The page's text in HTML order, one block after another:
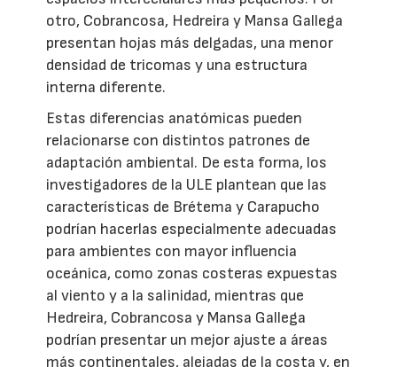
otro, Cobrancosa, Hedreira y Mansa Gallega
presentan hojas más delgadas, una menor
densidad de tricomas y una estructura
interna diferente.
Estas diferencias anatómicas pueden
relacionarse con distintos patrones de
adaptación ambiental. De esta forma, los
investigadores de la ULE plantean que las
características de Brétema y Carapucho
podrían hacerlas especialmente adecuadas
para ambientes con mayor influencia
oceánica, como zonas costeras expuestas
al viento y a la salinidad, mientras que
Hedreira, Cobrancosa y Mansa Gallega
podrían presentar un mejor ajuste a áreas
más continentales, alejadas de la costa y, en